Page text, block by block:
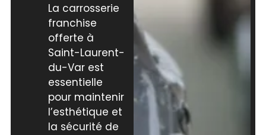
La carrosserie
franchise
offerte à
Saint-Laurent-
du-Var est
essentielle
pour maintenir
l’esthétique et
la sécurité de